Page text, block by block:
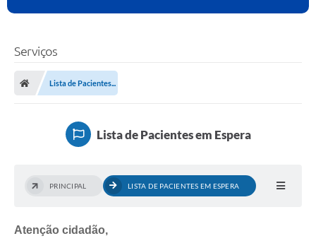
Serviços
Lista de Pacientes...
Lista de Pacientes em Espera
PRINCIPAL LISTA DE PACIENTES EM ESPERA
Atenção cidadão,